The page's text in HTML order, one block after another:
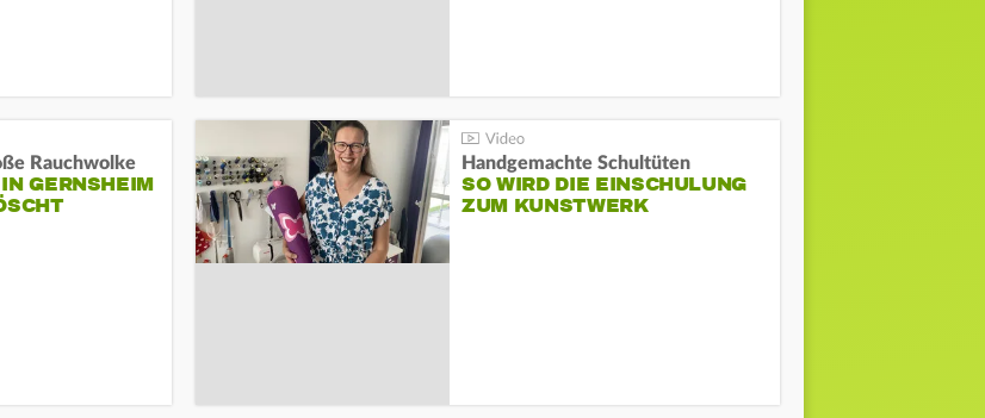
Rauchwolke
GERNSHEIM E
Handgemachte Schultüten
SO WIRD DIE EINSCHULUNG
ZUM KUNSTWERK